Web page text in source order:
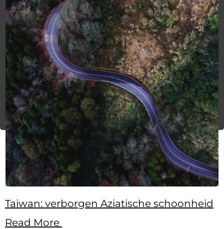
Taiwan: verborgen Aziatische schoonheid
Read More